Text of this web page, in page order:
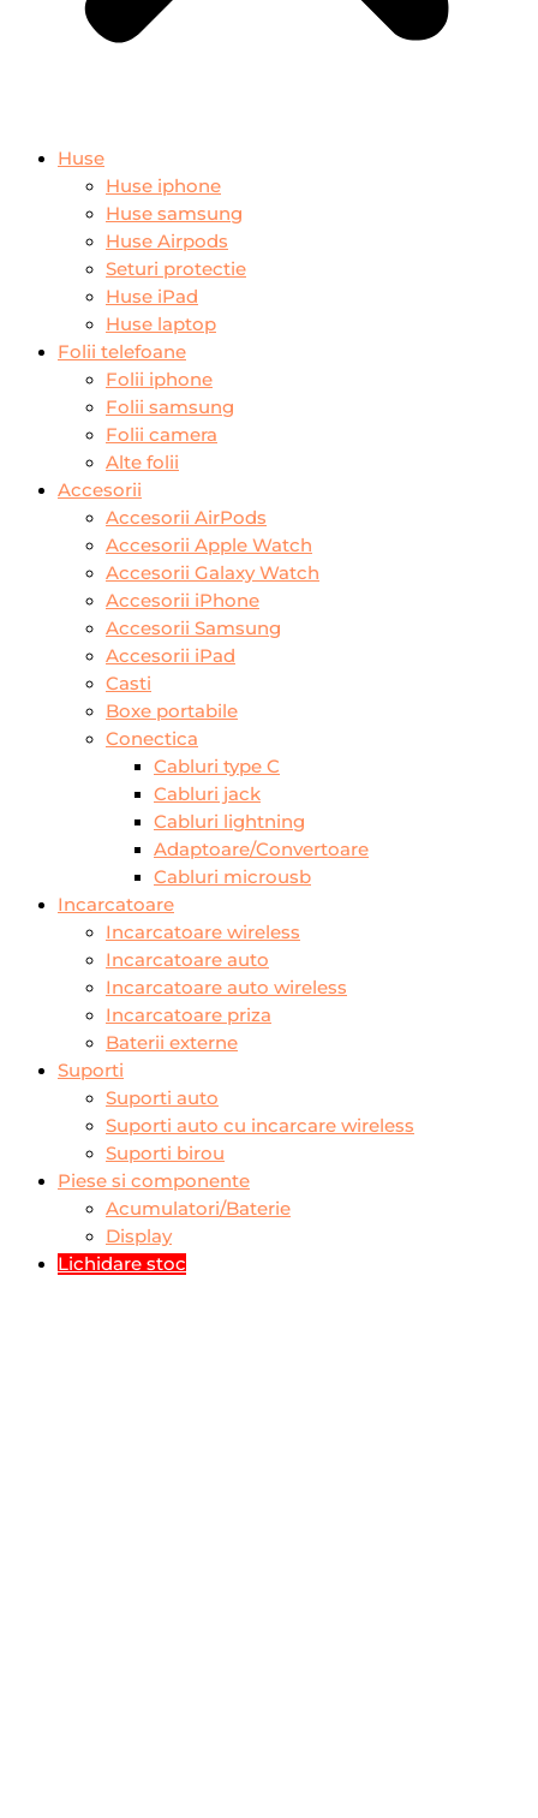
Huse
Huse iphone
Huse samsung
Huse Airpods
Seturi protectie
Huse iPad
Huse laptop
Folii telefoane
Folii iphone
Folii samsung
Folii camera
Alte folii
Accesorii
Accesorii AirPods
Accesorii Apple Watch
Accesorii Galaxy Watch
Accesorii iPhone
Accesorii Samsung
Accesorii iPad
Casti
Boxe portabile
Conectica
Cabluri type C
Cabluri jack
Cabluri lightning
Adaptoare/Convertoare
Cabluri microusb
Incarcatoare
Incarcatoare wireless
Incarcatoare auto
Incarcatoare auto wireless
Incarcatoare priza
Baterii externe
Suporti
Suporti auto
Suporti auto cu incarcare wireless
Suporti birou
Piese si componente
Acumulatori/Baterie
Display
Lichidare stoc